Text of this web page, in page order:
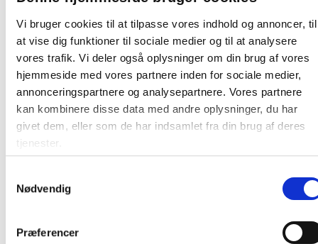
Vi bruger cookies til at tilpasse vores indhold og annoncer, til
at vise dig funktioner til sociale medier og til at analysere
vores trafik. Vi deler også oplysninger om din brug af vores
hjemmeside med vores partnere inden for sociale medier,
annonceringspartnere og analysepartnere. Vores partnere
kan kombinere disse data med andre oplysninger, du har
givet dem, eller som de har indsamlet fra din brug af deres
tjenester.
Nødvendig
Præferencer
Steltype: Stålben
Stoftype: Polyester
Længde:
169 / 68 / 68 / 60 cm
Bredde: 318 / 68 / 68 / 60 cm
Højde: 64 / 64 / 31 / 31 cm
Vægt: 106 kg
Farve: Kubu / Grå
Farve: Natur
Oprindelsesland:
Skal samles: